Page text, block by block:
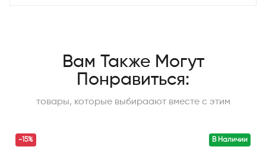
Вам Также Могут
Понравиться:
товары, которые выбираают вместе с этим
В Наличии
-15%